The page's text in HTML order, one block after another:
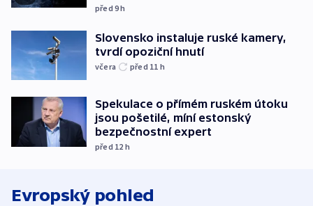
před 9h
Slovensko instaluje ruské kamery,
tvrdí opoziční hnutí
včera před 11 h
Spekulace o přímém ruském útoku
jsou pošetilé, míní estonský
bezpečnostní expert
před 12 h
Evropský pohled